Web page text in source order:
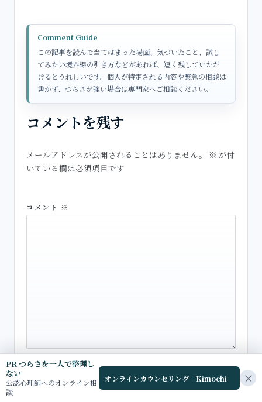
Comment Guide
この記事を読んで当てはまった場面、気づいたこと、試し
てみたい境界線の引き方などがあれば、短く残していただ
けるとうれしいです。個人が特定される内容や緊急の相談は
書かず、つらさが強い場合は専門家へご相談ください。
コメントを残す
メールアドレスが公開されることはありません。 ※ が付
いている欄は必須項目です
コメント ※
名前
PR つらさを一人で整理し
ない
公認心理師へのオンライン相
談
オンラインカウンセリング「Kimochi」 ×